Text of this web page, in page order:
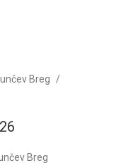
Breg
Breg